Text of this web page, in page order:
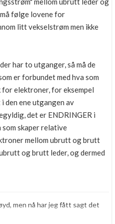
følge lovene for
litt vekselstrøm men ikke
har to utganger, så må de
er forbundet med hva som
elektroner, for eksempel
den ene utgangen av
det er ENDRINGER i
som skaper relative
mellom ubrutt og brutt
og brutt leder, og dermed
men nå har jeg fått sagt det